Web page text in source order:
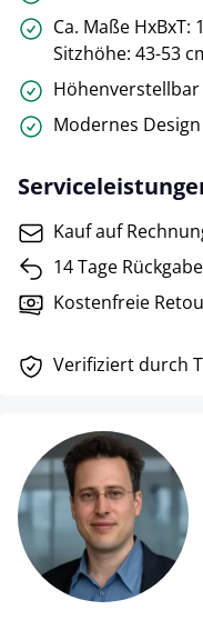
Ca. Maße HxBxT:
Sitzhöhe: 43-53
Modernes
Kauf auf
14 Tage
Kostenfreie
Verifiziert durch